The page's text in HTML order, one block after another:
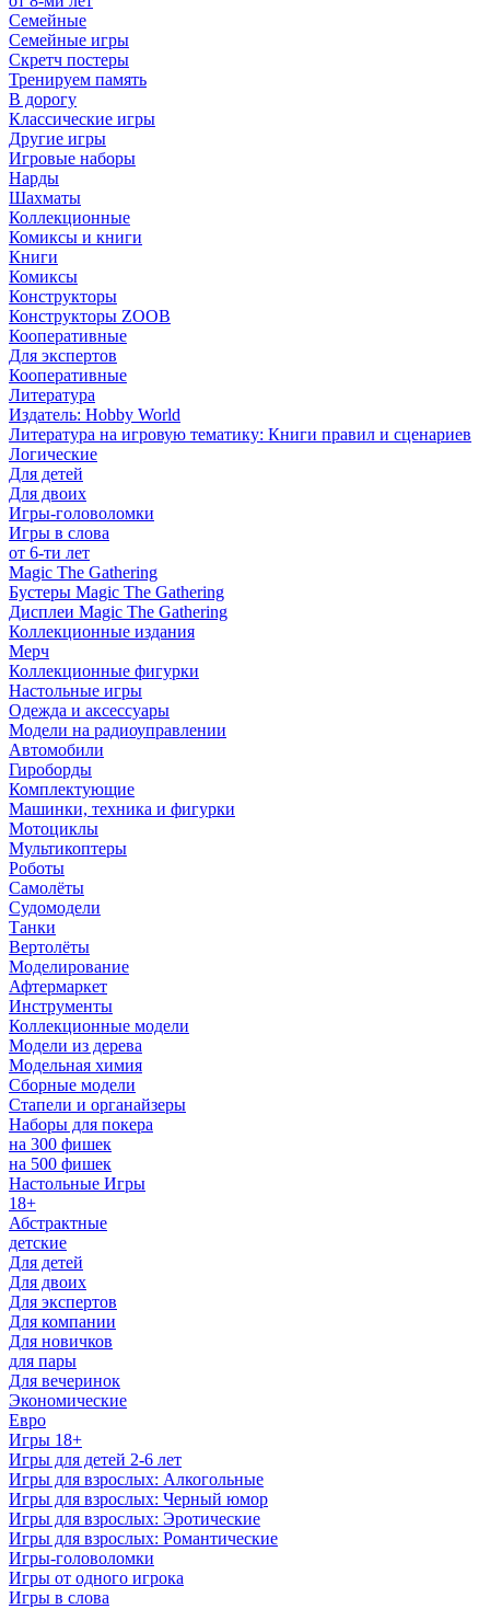
Семейные
Семейные игры
Скретч постеры
Тренируем память
В дорогу
Классические игры
Другие игры
Игровые наборы
Нарды
Шахматы
Коллекционные
Комиксы и книги
Книги
Комиксы
Конструкторы
Конструкторы ZOOB
Кооперативные
Для экспертов
Кооперативные
Литература
Издатель: Hobby World
Литература на игровую тематику: Книги правил и сценариев
Логические
Для детей
Для двоих
Игры-головоломки
Игры в слова
от 6-ти лет
Magic The Gathering
Бустеры Magic The Gathering
Дисплеи Magic The Gathering
Коллекционные издания
Мерч
Коллекционные фигурки
Настольные игры
Одежда и аксессуары
Модели на радиоуправлении
Автомобили
Гироборды
Комплектующие
Машинки, техника и фигурки
Мотоциклы
Мультикоптеры
Роботы
Самолёты
Судомодели
Танки
Вертолёты
Моделирование
Афтермаркет
Инструменты
Коллекционные модели
Модели из дерева
Модельная химия
Сборные модели
Стапели и органайзеры
Наборы для покера
на 300 фишек
на 500 фишек
Настольные Игры
18+
Абстрактные
детские
Для детей
Для двоих
Для экспертов
Для компании
Для новичков
для пары
Для вечеринок
Экономические
Евро
Игры 18+
Игры для детей 2-6 лет
Игры для взрослых: Алкогольные
Игры для взрослых: Черный юмор
Игры для взрослых: Эротические
Игры для взрослых: Романтические
Игры-головоломки
Игры от одного игрока
Игры в слова